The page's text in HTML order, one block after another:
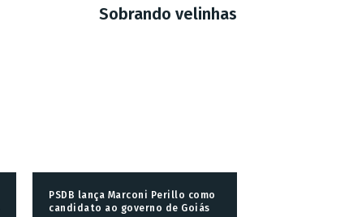
Sobrando velinhas
PSDB lança Marconi Perillo como
candidato ao governo de Goiás